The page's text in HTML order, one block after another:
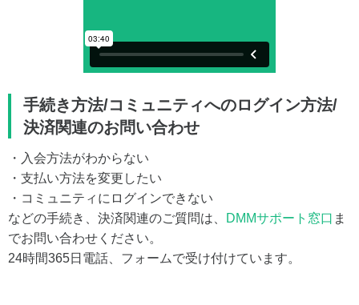
手続き方法/コミュニティへのログイン方法/
決済関連のお問い合わせ
・入会方法がわからない
・支払い方法を変更したい
・コミュニティにログインできない
などの手続き、決済関連のご質問は、
DMMサポート窓口 ま
でお問い合わせください。
24時間365日電話、フォームで受け付けています。